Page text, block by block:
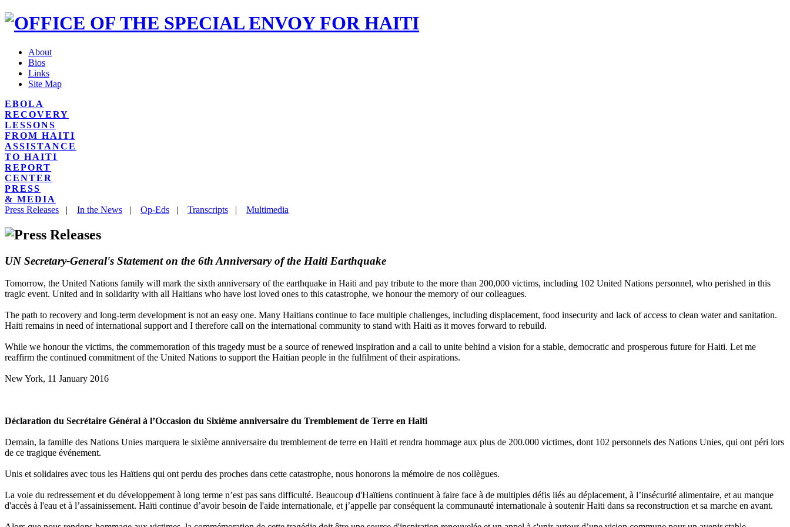
About
Bios
Links
Site Map
EBOLA
RECOVERY
LESSONS
FROM HAITI
ASSISTANCE
TO HAITI
REPORT
CENTER
PRESS
& MEDIA
Press Releases | In the News | Op-Eds | Transcripts | Multimedia
UN Secretary-General's Statement on the 6th Anniversary of the Haiti Earthquake
Tomorrow, the United Nations family will mark the sixth anniversary of the earthquake in Haiti and pay tribute to the more than 200,000 victims, including 102 United Nations personnel, who perished in this
tragic event. United and in solidarity with all Haitians who have lost loved ones to this catastrophe, we honour the memory of our colleagues.
The path to recovery and long-term development is not an easy one. Many Haitians continue to face multiple challenges, including displacement, food insecurity and lack of access to clean water and sanitation.
Haiti remains in need of international support and I therefore call on the international community to stand with Haiti as it moves forward to rebuild.
While we honour the victims, the commemoration of this tragedy must be a source of renewed inspiration and a call to unite behind a vision for a stable, democratic and prosperous future for Haiti. Let me
reaffirm the continued commitment of the United Nations to support the Haitian people in the fulfilment of their aspirations.
New York, 11 January 2016
Déclaration du Secrétaire Général à l’Occasion du Sixième anniversaire du Tremblement de Terre en Haïti
Demain, la famille des Nations Unies marquera le sixième anniversaire du tremblement de terre en Haïti et rendra hommage aux plus de 200.000 victimes, dont 102 personnels des Nations Unies, qui ont péri lors
de ce tragique événement.
Unis et solidaires avec tous les Haïtiens qui ont perdu des proches dans cette catastrophe, nous honorons la mémoire de nos collègues.
La voie du redressement et du développement à long terme n’est pas sans difficulté. Beaucoup d'Haïtiens continuent à faire face à de multiples défis liés au déplacement, à l’insécurité alimentaire, et au manque
d'accès à l'eau et à l’assainissement. Haïti continue d’avoir besoin de l'aide internationale, et j’appelle par conséquent la communauté internationale à soutenir Haïti dans sa reconstruction et sa marche en avant.